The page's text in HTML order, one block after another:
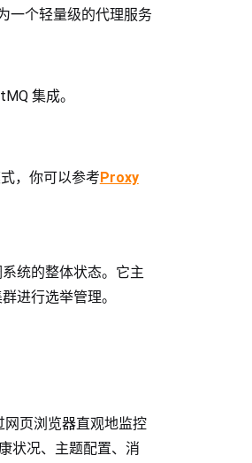
一个轻量级的代理服务
集成。
，你可以参考Proxy
统的整体状态。它主
进行选举管理。
页浏览器直观地监控
状况、主题配置、消